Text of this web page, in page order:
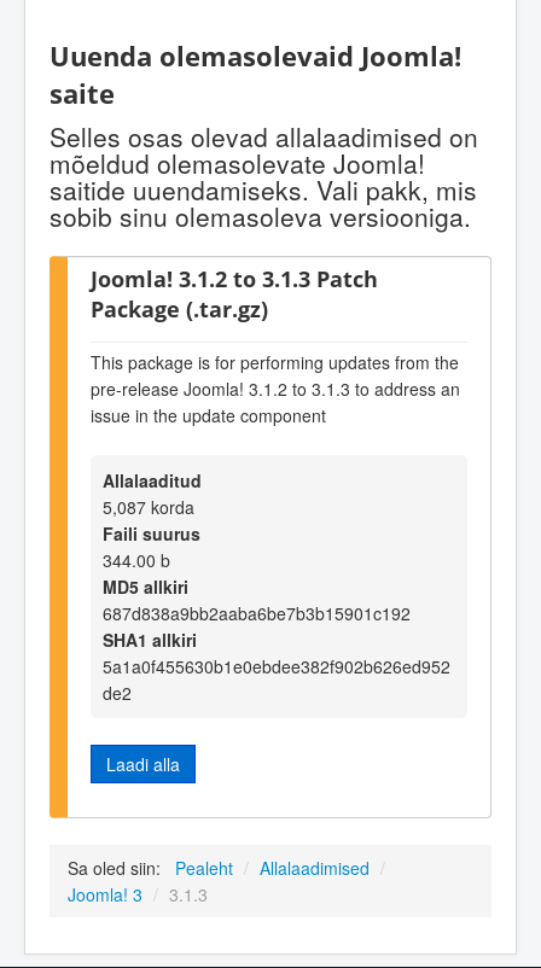
Uuenda olemasolevaid Joomla!
saite
Selles osas olevad allalaadimised on
mõeldud olemasolevate Joomla!
saitide uuendamiseks. Vali pakk, mis
sobib sinu olemasoleva versiooniga.
Joomla! 3.1.2 to 3.1.3 Patch
Package (.tar.gz)
This package is for performing updates from the
pre-release Joomla! 3.1.2 to 3.1.3 to address an
issue in the update component
Allalaaditud
5,087 korda
Faili suurus
344.00 b
MD5 allkiri
687d838a9bb2aaba6be7b3b15901c192
SHA1 allkiri
5a1a0f455630b1e0ebdee382f902b626ed952
de2
Laadi alla
Sa oled siin: Pealeht / Allalaadimised /
Joomla! 3 / 3.1.3